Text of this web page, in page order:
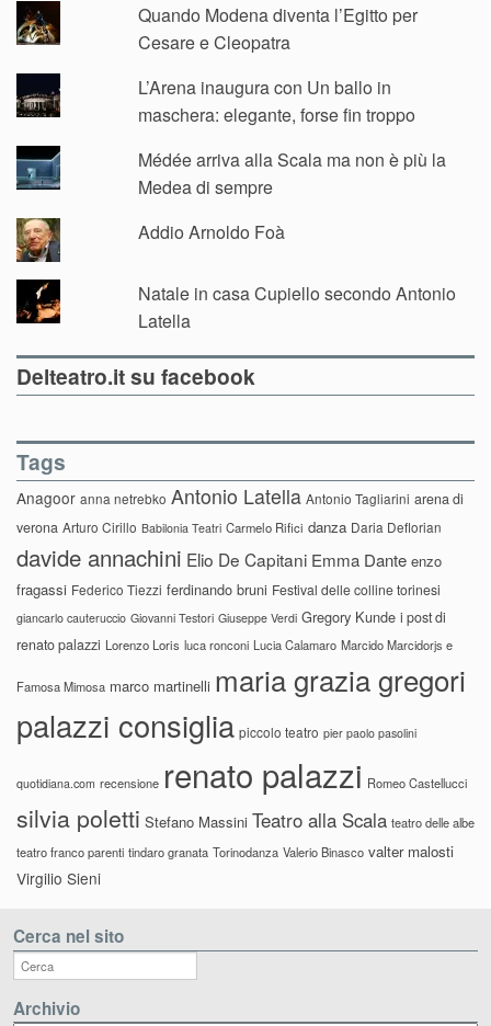
Quando Modena diventa l’Egitto per
Cesare e Cleopatra
L’Arena inaugura con Un ballo in
maschera: elegante, forse fin troppo
Médée arriva alla Scala ma non è più la
Medea di sempre
Addio Arnoldo Foà
Natale in casa Cupiello secondo Antonio
Latella
Delteatro.it su facebook
Tags
Anagoor anna netrebko Antonio Latella Antonio Tagliarini arena di
verona Arturo Cirillo Babilonia Teatri Carmelo Rifici danza Daria Deflorian
davide annachini Elio De Capitani Emma Dante enzo
fragassi Federico Tiezzi ferdinando bruni Festival delle colline torinesi
giancarlo cauteruccio Giovanni Testori Giuseppe Verdi Gregory Kunde i post di
renato palazzi Lorenzo Loris luca ronconi Lucia Calamaro Marcido Marcidorjs e
Famosa Mimosa marco martinelli maria grazia gregori
palazzi consiglia piccolo teatro pier paolo pasolini
quotidiana.com recensione renato palazzi Romeo Castellucci
silvia poletti Stefano Massini Teatro alla Scala teatro delle albe
teatro franco parenti tindaro granata Torinodanza Valerio Binasco valter malosti
Virgilio Sieni
Cerca nel sito
Archivio